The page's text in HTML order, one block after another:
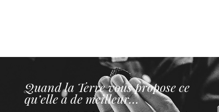
Quand la Terre vous propose ce
qu’elle a de meilleur…